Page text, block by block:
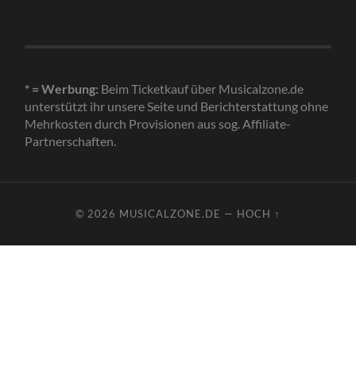
* = Werbung: Beim Ticketkauf über Musicalzone.de
unterstützt ihr unsere Seite und Berichterstattung ohne
Mehrkosten durch Provisionen aus sog. Affiliate-
Partnerschaften.
© 2026 MUSICALZONE.DE — HOCH ↑